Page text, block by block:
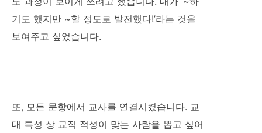
기도 했지만 ~할 정도로 발전했다!’라는 것을
보여주고 싶었습니다.
또, 모든 문항에서 교사를 연결시켰습니다. 교
대 특성 상 교직 적성이 맞는 사람을 뽑고 싶어